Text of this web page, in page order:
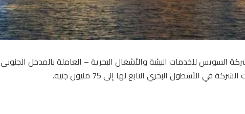
للخدمات البيئية والأشغال البحرية – العاملة بالمدخل الجنوبى